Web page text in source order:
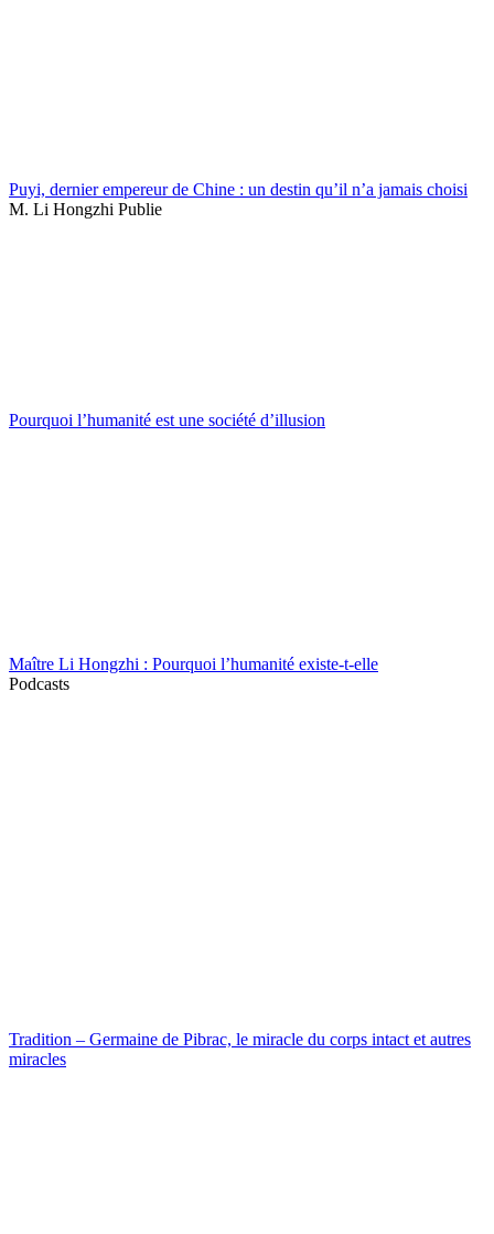
Puyi, dernier empereur de Chine : un destin qu’il n’a jamais choisi
M. Li Hongzhi Publie
Pourquoi l’humanité est une société d’illusion
Maître Li Hongzhi : Pourquoi l’humanité existe-t-elle
Podcasts
Tradition – Germaine de Pibrac, le miracle du corps intact et autres
miracles